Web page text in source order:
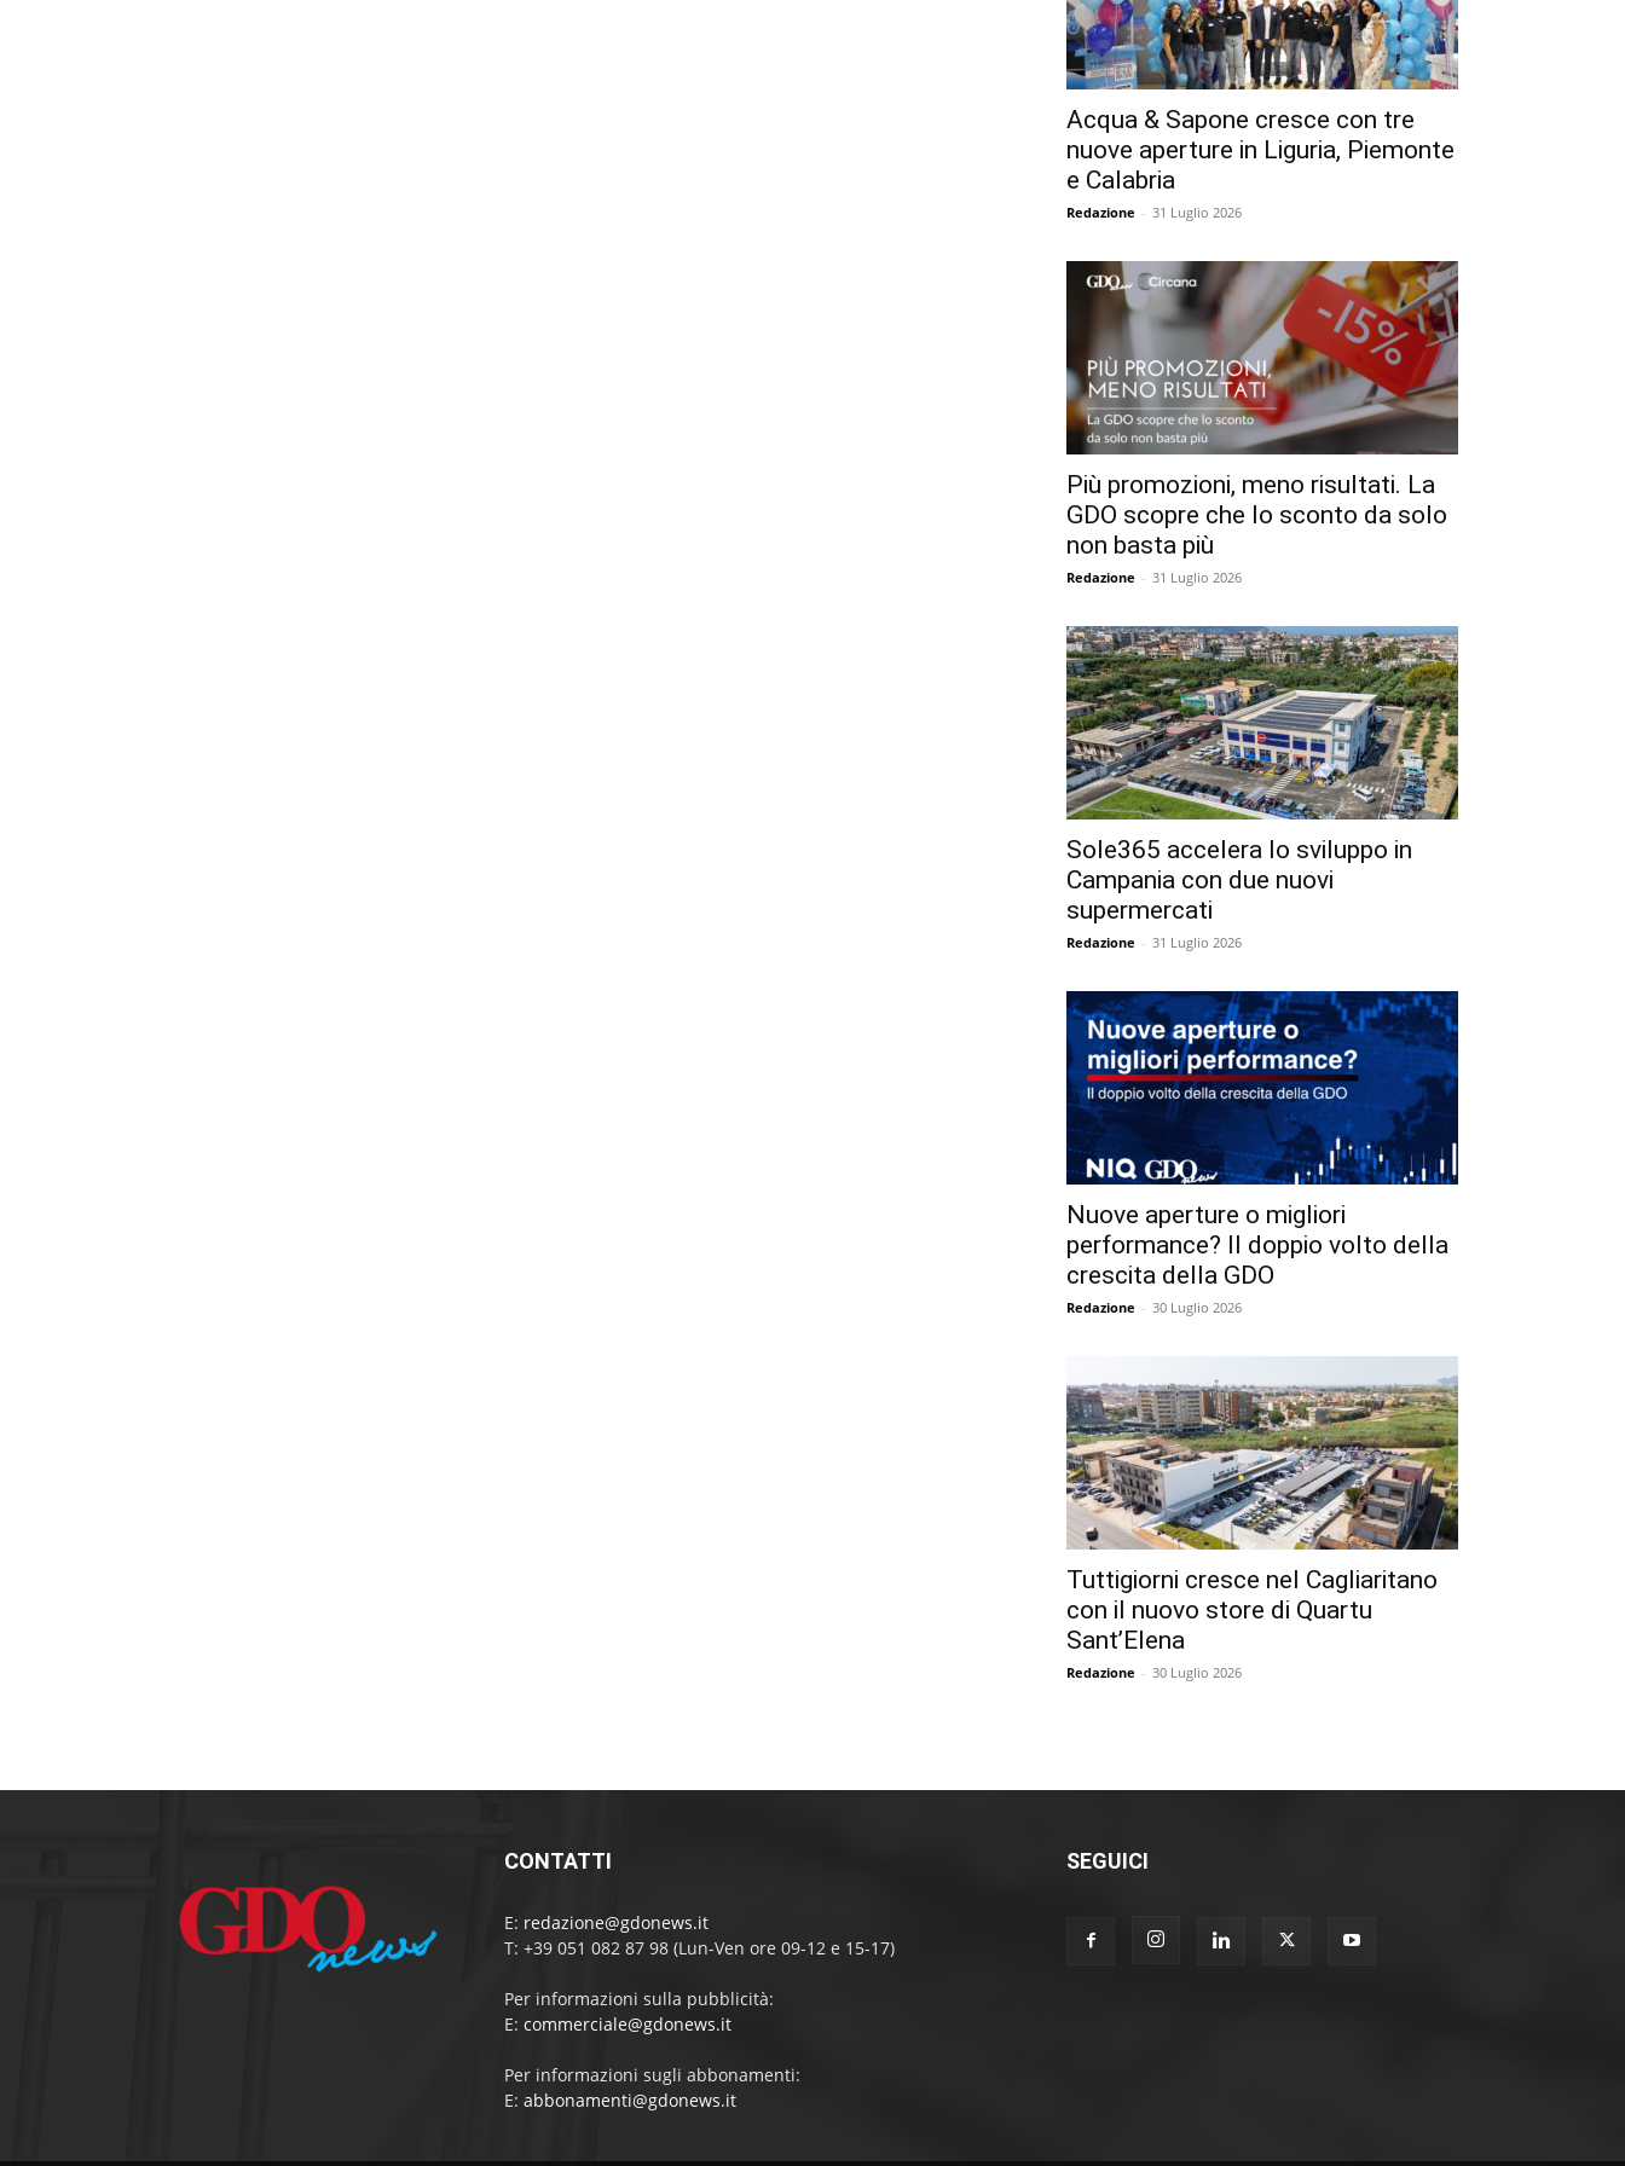
Acqua & Sapone cresce con tre
nuove aperture in Liguria, Piemonte
e Calabria
Redazione - 31 Luglio 2026
Più promozioni, meno risultati. La
GDO scopre che lo sconto da solo
non basta più
Redazione - 31 Luglio 2026
Sole365 accelera lo sviluppo in
Campania con due nuovi
supermercati
Redazione - 31 Luglio 2026
Nuove aperture o migliori
performance? Il doppio volto della
crescita della GDO
Redazione - 30 Luglio 2026
Tuttigiorni cresce nel Cagliaritano
con il nuovo store di Quartu
Sant’Elena
Redazione - 30 Luglio 2026
CONTATTI
E: redazione@gdonews.it
T: +39 051 082 87 98 (Lun-Ven ore 09-12 e 15-17)
Per informazioni sulla pubblicità:
E: commerciale@gdonews.it
Per informazioni sugli abbonamenti:
E: abbonamenti@gdonews.it
SEGUICI